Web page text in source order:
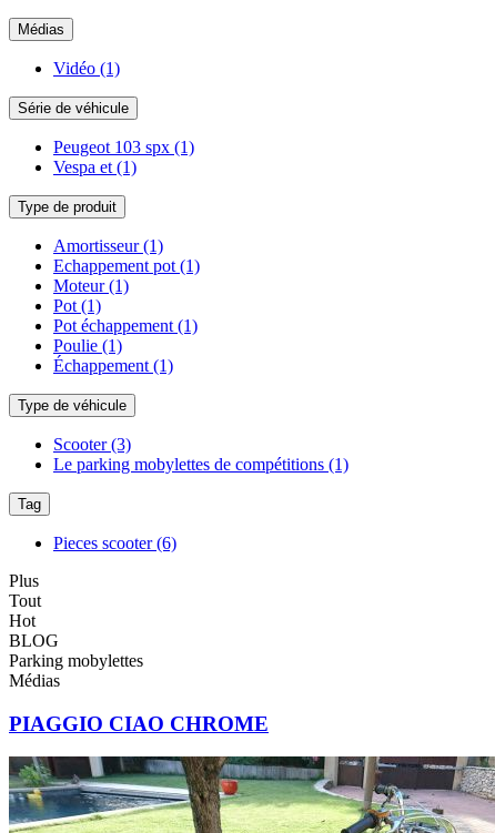
Médias
Vidéo (1)
Série de véhicule
Peugeot 103 spx (1)
Vespa et (1)
Type de produit
Amortisseur(1)
Echappement pot (1)
Moteur(1)
Pot (1)
Pot échappement (1)
Poulie (1)
Échappement (1)
Type de véhicule
Scooter(3)
Le parking mobylettes de compétitions (1)
Tag
Pieces scooter(6)
Plus
Tout
Hot
BLOG
Parking mobylettes
Médias
PIAGGIO CIAO CHROME